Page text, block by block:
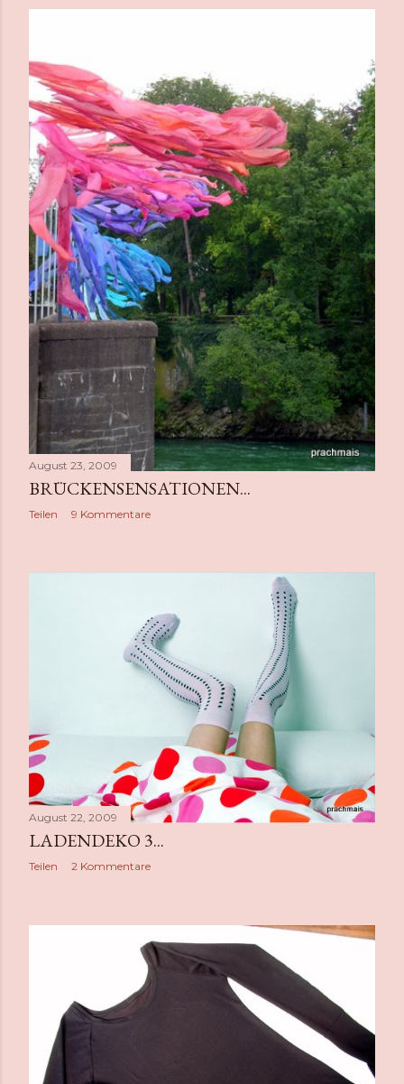
August 23, 2009
BRÜCKENSENSATIONEN...
Teilen 9 Kommentare
August 22, 2009
LADENDEKO 3...
Teilen 2 Kommentare